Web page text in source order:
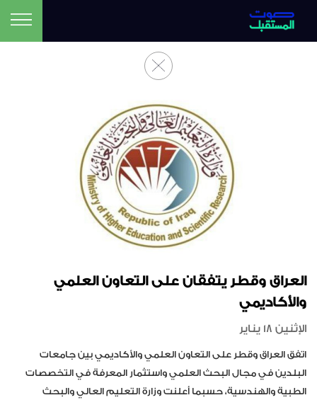
العراق وقطر يتفقان على التعاون العلمي
والأكاديمي
الإثنين 18 يناير
اتفق العراق وقطر على التعاون العلمي والأكاديمي بين جامعات
البلدين في مجال البحث العلمي واستثمار المعرفة في التخصصات
الطبية والهندسية، حسبما أعلنت وزارة التعليم العالي والبحث